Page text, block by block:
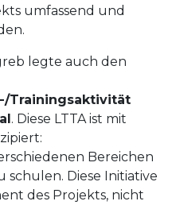
umfassend und
legte auch den
Trainingsaktivität
. Diese LTTA ist mit
Bereichen
Diese Initiative
des Projekts, nicht